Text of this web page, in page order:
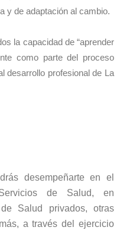
y de adaptación al cambio.
la capacidad de “aprender
como parte del proceso
desarrollo profesional de La
desempeñarte en el
de Salud, en
Salud privados, otras
a través del ejercicio